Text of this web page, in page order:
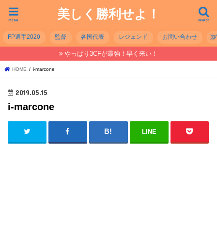
美しく勝利せよ！ search
menu
FP選手2020 監督 各国代表 レジェンド お問い合わせ
やっぱり3CFが最強！早く来い！
HOME i-marcone
2019.05.15
i-marcone
LINE